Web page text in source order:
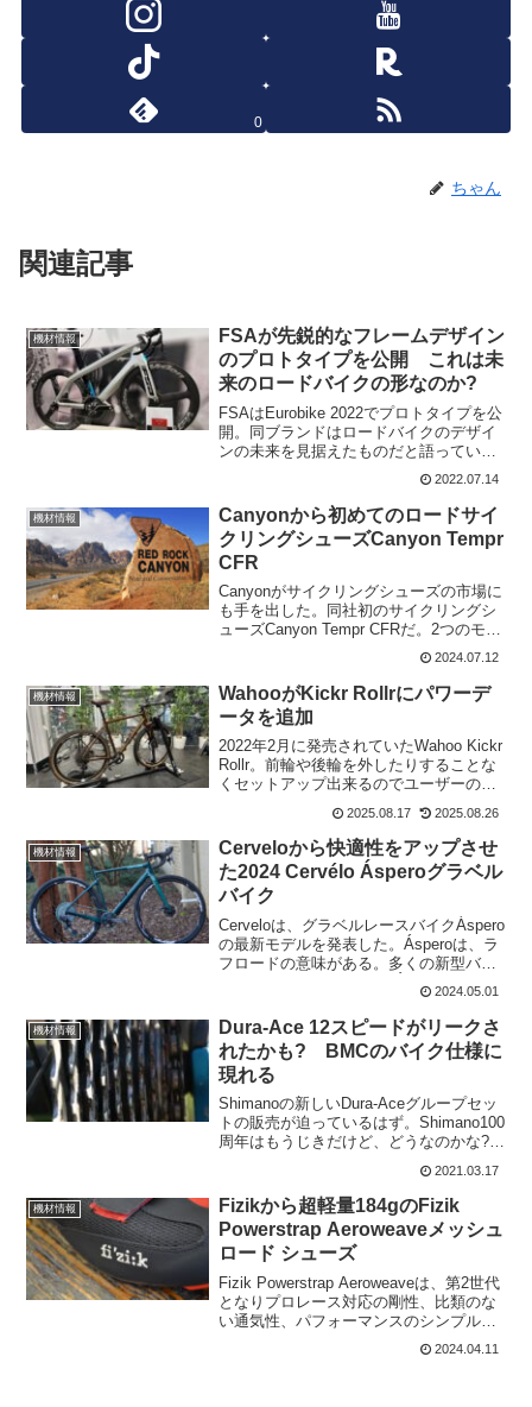
0
ちゃん
関連記事
機材情報
FSAが先鋭的なフレームデザイン
のプロトタイプを公開 これは未
来のロードバイクの形なのか?
FSAはEurobike 2022でプロトタイプを公
開。同ブランドはロードバイクのデザイ
ンの未来を見据えたものだと語ってい
る。FSAのMatteo Palazzo氏によると、
このバイクはユーロバイク2020で発表さ
れる予定だったが、コロナに...
2022.07.14
機材情報
Canyonから初めてのロードサイ
クリングシューズCanyon Tempr
CFR
Canyonがサイクリングシューズの市場に
も手を出した。同社初のサイクリングシ
ューズCanyon Tempr CFRだ。2つのモデ
ルが用意されており、高性能ロードレー
スとオフロード競技向けに設計されてい
る。最も一般的なクリートとペダルシス
テ...
2024.07.12
機材情報
WahooがKickr Rollrにパワーデ
ータを追加
2022年2月に発売されていたWahoo Kickr
Rollr。前輪や後輪を外したりすることな
くセットアップ出来るのでユーザーの評
判は上々だったが、パワー計測機能は付
いていなかった。詳しい説明は以下の記
事を参考までに。今回バージョンアッ
プ...
2025.08.17 2025.08.26
機材情報
Cerveloから快適性をアップさせ
た2024 Cervélo Ásperoグラベル
バイク
Cerveloは、グラベルレースバイクÁspero
の最新モデルを発表した。Ásperoは、ラ
フロードの意味がある。多くの新型バイ
クとは異なり、CerveloはÁsperoのフレー
ム剛性を部分的に下げ、パフォーマンス
を向上させたとしている。泥...
2024.05.01
機材情報
Dura-Ace 12スピードがリークさ
れたかも? BMCのバイク仕様に
現れる
Shimanoの新しいDura-Aceグループセッ
トの販売が迫っているはず。Shimano100
周年はもうじきだけど、どうなのかな?週
RoadmachineONEの仕様で、未発表の
ShimanoDura-Ace12...
2021.03.17
機材情報
Fizikから超軽量184gのFizik
Powerstrap Aeroweaveメッシュ
ロード シューズ
Fizik Powerstrap Aeroweaveは、第2世代
となりプロレース対応の剛性、比類のな
い通気性、パフォーマンスのシンプルさ
を維持しながら、10%軽量化された。ベ
ルクロストラップの構造を再加工し、新
2024.04.11